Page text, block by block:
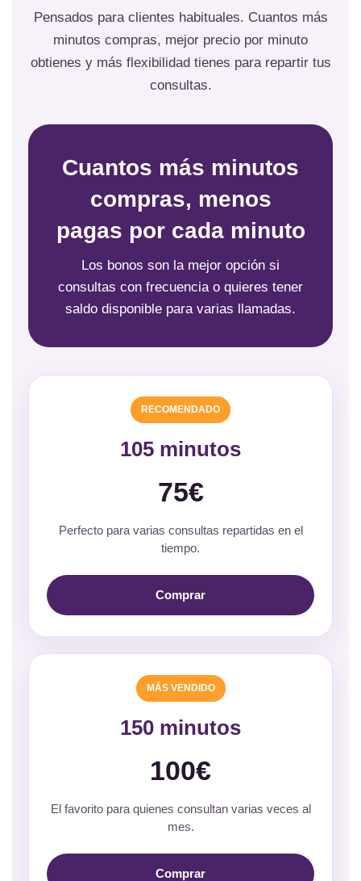
Pensados para clientes habituales. Cuantos más
minutos compras, mejor precio por minuto
obtienes y más flexibilidad tienes para repartir tus
consultas.
Cuantos más minutos
compras, menos
pagas por cada minuto
Los bonos son la mejor opción si
consultas con frecuencia o quieres tener
saldo disponible para varias llamadas.
RECOMENDADO
105 minutos
75€
Perfecto para varias consultas repartidas en el
tiempo.
Comprar
MÁS VENDIDO
150 minutos
100€
El favorito para quienes consultan varias veces al
mes.
Comprar